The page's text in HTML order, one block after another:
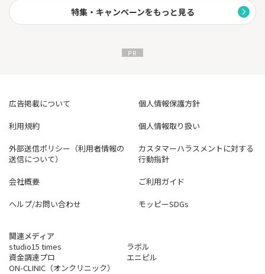
特集・キャンペーンをもっと見る
広告掲載について
個人情報保護方針
利用規約
個人情報取り扱い
外部送信ポリシー（利用者情報の
送信について）
カスタマーハラスメントに対する
行動指針
会社概要
ご利用ガイド
ヘルプ/お問い合わせ
モッピーSDGs
関連メディア
studio15 times
ラボル
資金調達プロ
エニピル
ON-CLINIC（オンクリニック）